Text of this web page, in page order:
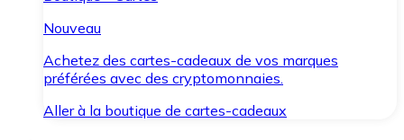
Nouveau
Achetez des cartes-cadeaux de vos marques
préférées avec des cryptomonnaies.
Aller à la boutique de cartes-cadeaux